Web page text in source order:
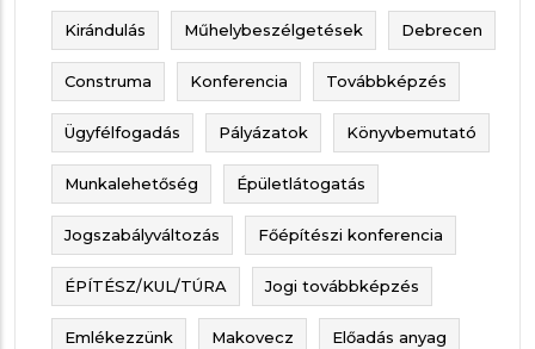
Kirándulás Műhelybeszélgetések Debrecen
Construma Konferencia Továbbképzés
Ügyfélfogadás Pályázatok Könyvbemutató
Munkalehetőség Épületlátogatás
Jogszabályváltozás Főépítészi konferencia
ÉPÍTÉSZ/KUL/TÚRA Jogi továbbképzés
Emlékezzünk Makovecz Előadás anyag